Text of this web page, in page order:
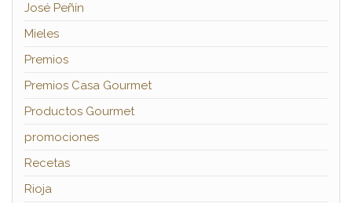
José Peñín
Mieles
Premios
Premios Casa Gourmet
Productos Gourmet
promociones
Recetas
Rioja